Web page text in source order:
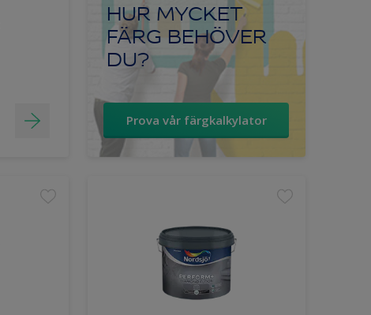
HUR MYCKET
FÄRG BEHÖVER
DU?
Prova vår färgkalkylator